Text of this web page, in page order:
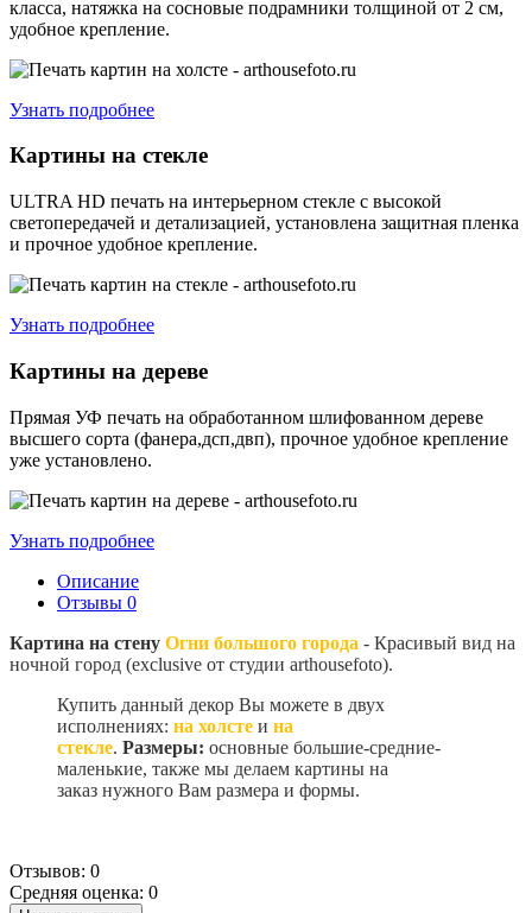
класса, натяжка на сосновые подрамники толщиной от 2 см,
удобное крепление.
Узнать подробнее
Картины на стекле
ULTRA HD печать на интерьерном стекле с высокой
светопередачей и детализацией, установлена защитная пленка
и прочное удобное крепление.
Узнать подробнее
Картины на дереве
Прямая УФ печать на обработанном шлифованном дереве
высшего сорта (фанера,дсп,двп), прочное удобное крепление
уже установлено.
Узнать подробнее
Описание
Отзывы 0
Картина на стену Огни большого города - Красивый вид на
ночной город (exclusive от студии arthousefoto).
Купить данный декор Вы можете в двух
исполнениях: на холсте и на
стекле. Размеры: основные большие-средние-
маленькие, также мы делаем картины на
заказ нужного Вам размера и формы.
Отзывов: 0
Средняя оценка: 0